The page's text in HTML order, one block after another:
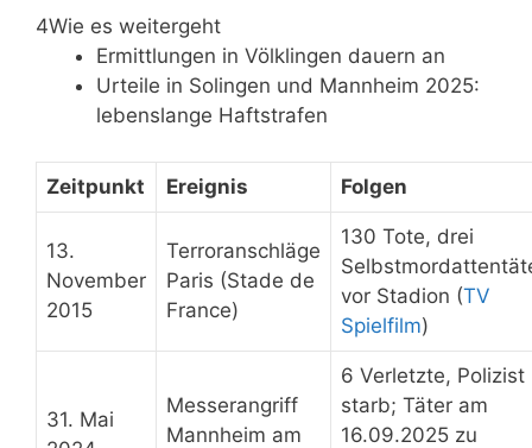
4Wie es weitergeht
Ermittlungen in Völklingen dauern an
Urteile in Solingen und Mannheim 2025:
lebenslange Haftstrafen
Zeitpunkt Ereignis Folgen
13.
November
2015
Terroranschläge
Paris (Stade de
France)
130 Tote, drei
vor Stadion (TV
Spielfilm)
31. Mai
Messerangriff
Mannheim am
6 Verletzte, Polizist
starb; Täter am
16.09.2025 zu